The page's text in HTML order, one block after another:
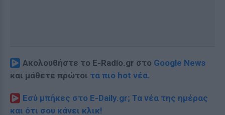
Ακολουθήστε το E-Radio.gr στο Google News
και μάθετε πρώτοι τα πιο hot νέα.
Εσύ μπήκες στο E-Daily.gr; Τα νέα της ημέρας
και ότι σου κάνει κλικ!